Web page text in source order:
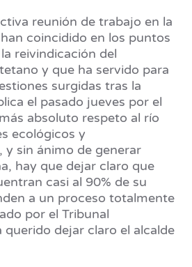
reunión de trabajo en la
coincidido en los puntos
reivindicación del
y que ha servido para
surgidas tras la
el pasado jueves por el
absoluto respeto al río
ecológicos y
y sin ánimo de generar
hay que dejar claro que
casi al 90% de su
a un proceso totalmente
por el Tribunal
querido dejar claro el alcalde